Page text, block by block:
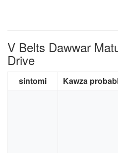
V Belts Dawwar
Drive
sintomi Kawza